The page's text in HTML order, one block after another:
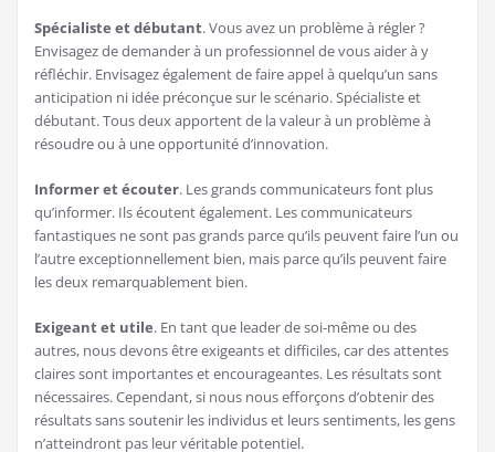
Spécialiste et débutant. Vous avez un problème à régler ?
Envisagez de demander à un professionnel de vous aider à y
réfléchir. Envisagez également de faire appel à quelqu’un sans
anticipation ni idée préconçue sur le scénario. Spécialiste et
débutant. Tous deux apportent de la valeur à un problème à
résoudre ou à une opportunité d’innovation.
Informer et écouter. Les grands communicateurs font plus
qu’informer. Ils écoutent également. Les communicateurs
fantastiques ne sont pas grands parce qu’ils peuvent faire l’un ou
l’autre exceptionnellement bien, mais parce qu’ils peuvent faire
les deux remarquablement bien.
Exigeant et utile. En tant que leader de soi-même ou des
autres, nous devons être exigeants et difficiles, car des attentes
claires sont importantes et encourageantes. Les résultats sont
nécessaires. Cependant, si nous nous efforçons d’obtenir des
résultats sans soutenir les individus et leurs sentiments, les gens
n’atteindront pas leur véritable potentiel.